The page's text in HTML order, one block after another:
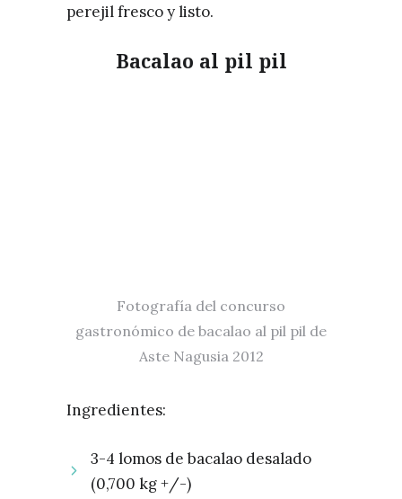
perejil fresco y listo.
Bacalao al pil pil
Fotografía del concurso
gastronómico de bacalao al pil pil de
Aste Nagusia 2012
Ingredientes:
3-4 lomos de bacalao desalado
(0,700 kg +/-)